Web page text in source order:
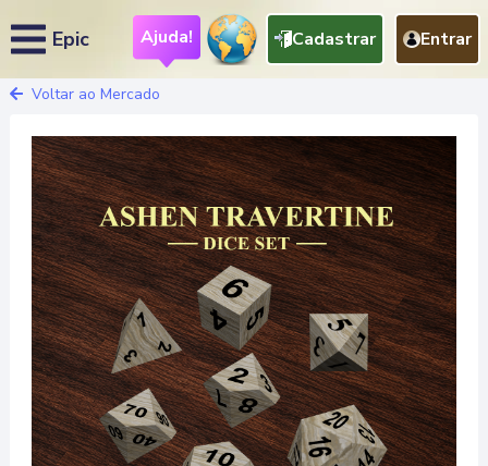
Epic Ajuda! Cadastrar Entrar
Voltar ao Mercado